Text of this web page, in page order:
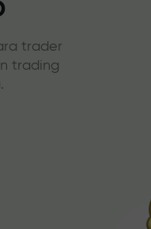
trader
trading